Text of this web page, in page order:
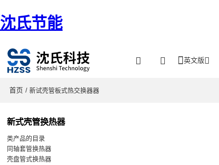
沈氏节能
英文版
首页 / 新试壳管板式热交换器器
新式壳管换热器
类产品的目录
同轴套管换热器
壳盘管式换热器